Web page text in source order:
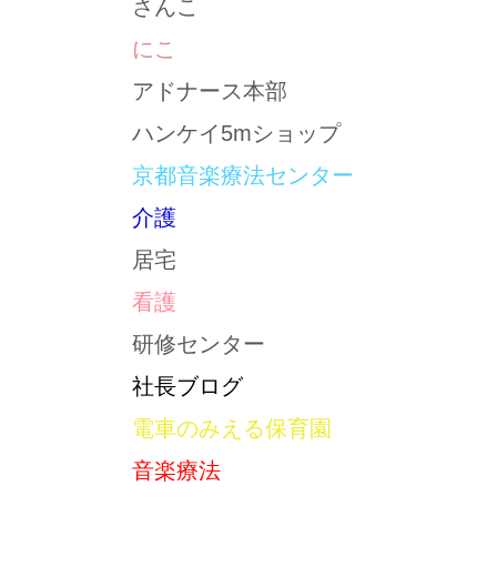
さんこ
にこ
アドナース本部
ハンケイ5mショップ
京都音楽療法センター
介護
居宅
看護
研修センター
社長ブログ
電車のみえる保育園
音楽療法